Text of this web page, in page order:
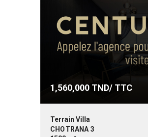
1,560,000 TND/ TTC
Terrain Villa
CHOTRANA 3